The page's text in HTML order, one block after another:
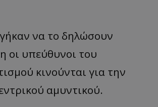
να το δηλώσουν
οι υπεύθυνοι του
κινούνται για την
αμυντικού.